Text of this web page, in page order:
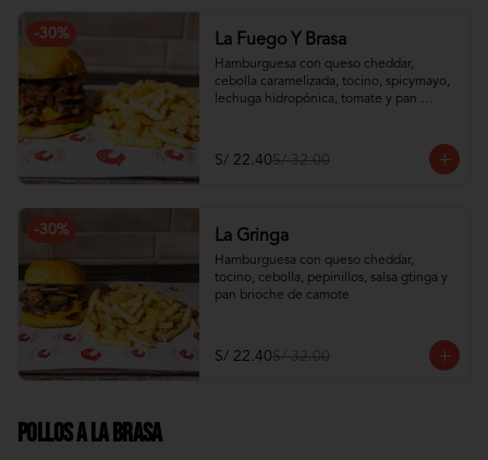
-30% La Fuego Y Brasa
Hamburguesa con queso cheddar,
cebolla caramelizada, tocino, spicymayo,
lechuga hidropónica, tomate y pan
S/ 22.40S/ 32.00
-30% La Gringa
Hamburguesa con queso cheddar,
tocino, cebolla, pepinillos, salsa gtinga y
pan brioche de camote
S/ 22.40S/ 32.00
Pollos a la Brasa